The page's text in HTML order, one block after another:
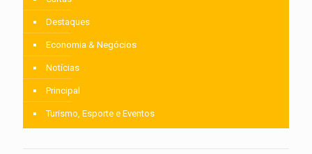
Destaques
Economia & Negócios
Notícias
Principal
Turismo, Esporte e Eventos